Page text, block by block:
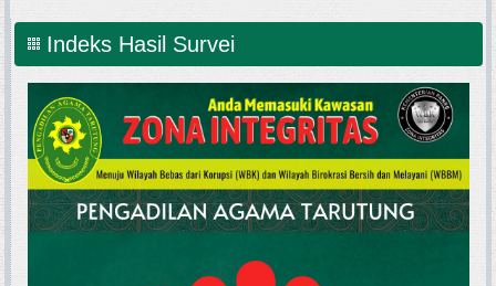
Indeks Hasil Survei